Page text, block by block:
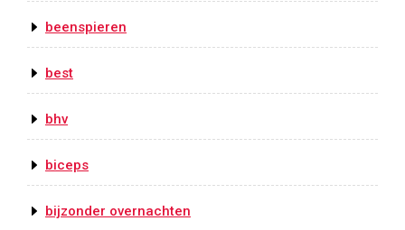
beenspieren
best
bhv
biceps
bijzonder overnachten